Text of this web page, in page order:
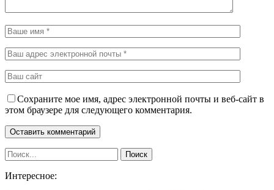
Сохраните мое имя, адрес электронной почты и веб-сайт в
этом браузере для следующего комментария.
Интересное: